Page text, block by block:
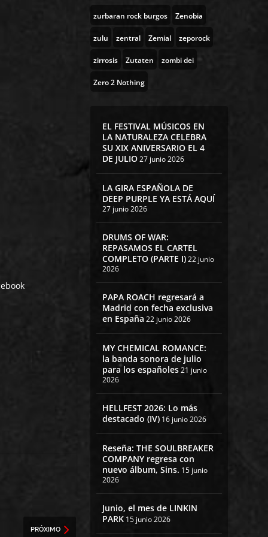
PRÓXIMO
zurbaran rock burgos Zenobia
zulu zentral Zemial zeporock
zirrosis Zutaten zombi dei
Zero 2 Nothing
EL FESTIVAL MÚSICOS EN
LA NATURALEZA CELEBRA
SU XIX ANIVERSARIO EL 4
DE JULIO27 junio 2026
LA GIRA ESPAÑOLA DE
DEEP PURPLE YA ESTÁ AQUÍ
27 junio 2026
DRUMS OF WAR:
REPASAMOS EL CARTEL
COMPLETO (PARTE I)22 junio
2026
PAPA ROACH regresará a
Madrid con fecha exclusiva
en España 22 junio 2026
MY CHEMICAL ROMANCE:
la banda sonora de julio
para los españoles21 junio
2026
HELLFEST 2026: Lo más
destacado (IV) 16 junio 2026
Reseña: THE SOULBREAKER
COMPANY regresa con
nuevo álbum, Sins. 15 junio
2026
Junio, el mes de LINKIN
PARK 15 junio 2026